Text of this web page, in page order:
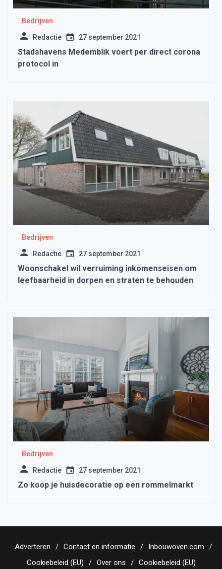
Bedrijven
Redactie 27 september 2021
Stadshavens Medemblik voert per direct corona
protocol in
Bedrijven
Redactie 27 september 2021
Woonschakel wil verruiming inkomenseisen om
leefbaarheid in dorpen en straten te behouden
Bedrijven
Redactie 27 september 2021
Zo koop je huisdecoratie op een rommelmarkt
Adverteren Contact en informatie
Inbouwoven.com
Cookiebeleid (EU)
Over ons Cookiebeleid (EU)